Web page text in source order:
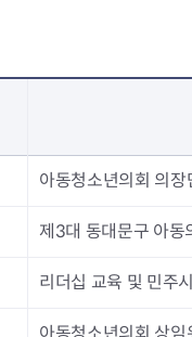
아동청소년의회 의
제3대 동대문구 아동
리더십 교육 및 민주